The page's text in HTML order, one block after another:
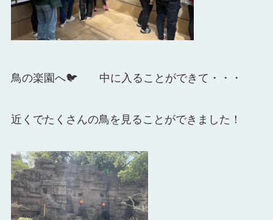
鳥の楽園へ🐦 中に入ることができて・・・
近くでたくさんの鳥を見ることができました！